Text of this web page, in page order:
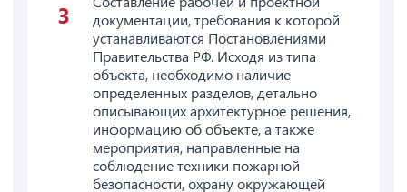
документации, требования к которой
устанавливаются Постановлениями
Правительства РФ. Исходя из типа
объекта, необходимо наличие
определенных разделов, детально
описывающих архитектурное решения,
информацию об объекте, а также
мероприятия, направленные на
соблюдение техники пожарной
безопасности, охрану окружающей